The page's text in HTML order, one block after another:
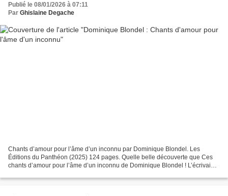
Publié le 08/01/2026 à 07:11
Par Ghislaine Degache
Chants d’amour pour l’âme d’un inconnu par Dominique Blondel. Les
Éditions du Panthéon (2025) 124 pages. Quelle belle découverte que Ces
chants d’amour pour l’âme d’un inconnu de Dominique Blondel ! L’écrivaine